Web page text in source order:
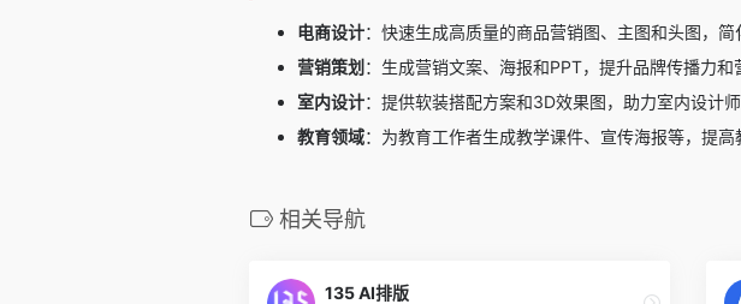
电商设计：快速生成高质量的商品营销图、主图和头图，简
营销策划 ：生成营销文案、海报和PPT，提升品牌传播力和
室内设计：提供软装搭配方案和3D效果图，助力室内设计师
教育领域：为教育工作者生成教学课件、宣传海报等，提高
相关导航
135 AI排版